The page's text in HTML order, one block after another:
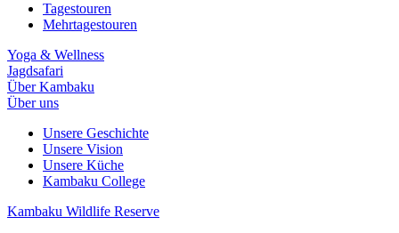
Tagestouren
Mehrtagestouren
Yoga & Wellness
Jagdsafari
Über Kambaku
Über uns
Unsere Geschichte
Unsere Vision
Unsere Küche
Kambaku College
Kambaku Wildlife Reserve